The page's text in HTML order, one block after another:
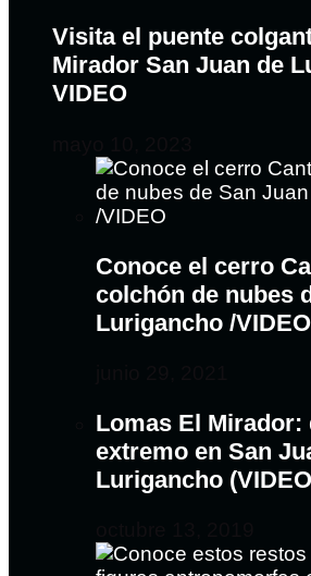
Visita el puente
Mirador San Juan de
VIDEO
Conoce el cerro
colchón de nubes
Lurigancho /VIDEO
Lomas El Mirador:
extremo en San
Lurigancho